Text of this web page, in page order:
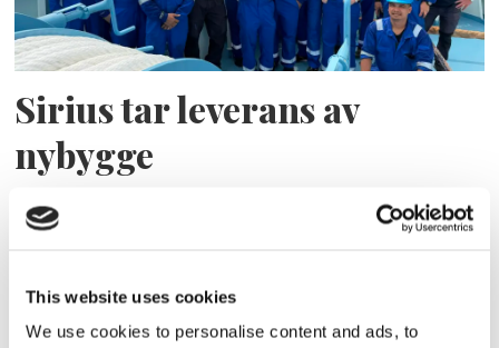
This website uses cookies
We use cookies to personalise content and ads, to
Sirius tar leverans av
nybygge